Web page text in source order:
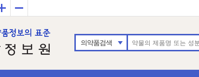
의약품검색